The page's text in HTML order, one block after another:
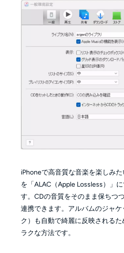
iPhoneで高音質な音楽を楽しみ
を「ALAC（Apple Lossless）」
す。CDの音質をそのまま保ちつ
連携できます。アルバムのジャ
ク）も自動で綺麗に反映される
ラクな方法です。